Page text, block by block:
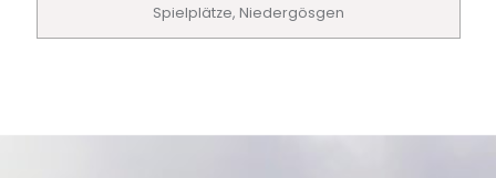
Spielplätze, Niedergösgen